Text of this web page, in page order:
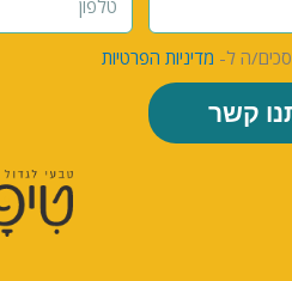
ה ל- מדיניות הפרטיות
קשר